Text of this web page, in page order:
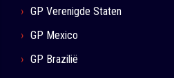
GP Verenigde Staten
GP Mexico
GP Brazilië